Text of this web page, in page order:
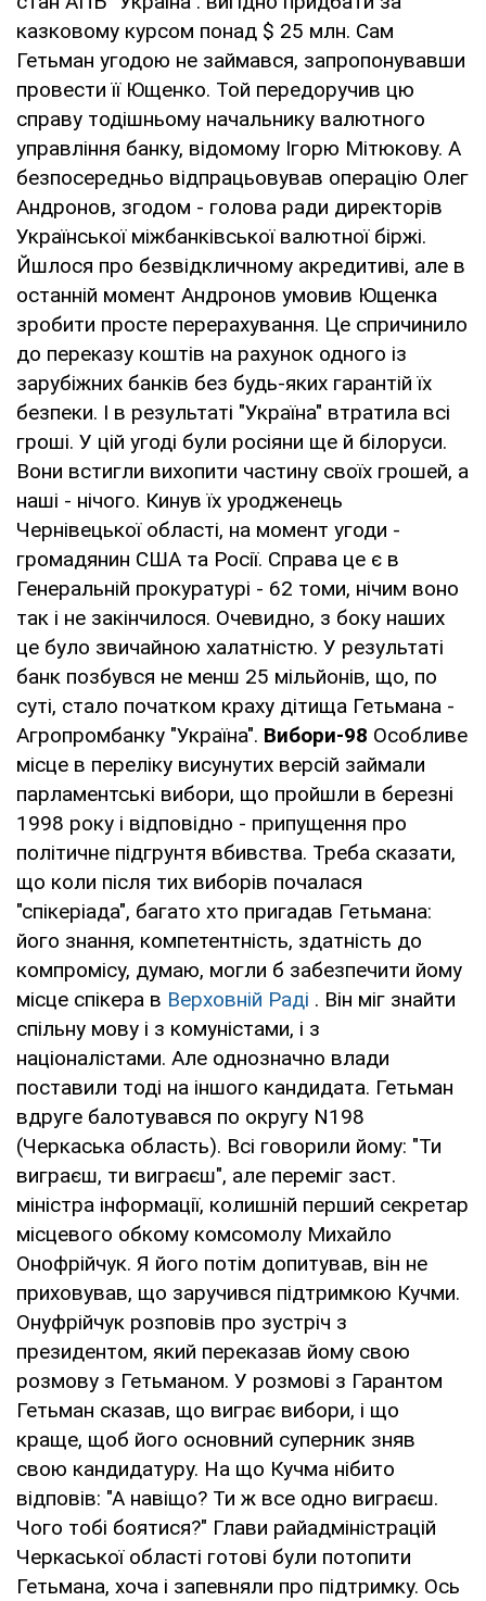
казковому курсом понад $ 25 млн. Сам
Гетьман угодою не займався, запропонувавши
провести її Ющенко. Той передоручив цю
справу тодішньому начальнику валютного
управління банку, відомому Ігорю Мітюкову. А
безпосередньо відпрацьовував операцію Олег
Андронов, згодом - голова ради директорів
Української міжбанківської валютної біржі.
Йшлося про безвідкличному акредитиві, але в
останній момент Андронов умовив Ющенка
зробити просте перерахування. Це спричинило
до переказу коштів на рахунок одного із
зарубіжних банків без будь-яких гарантій їх
безпеки. І в результаті "Україна" втратила всі
гроші. У цій угоді були росіяни ще й білоруси.
Вони встигли вихопити частину своїх грошей, а
наші - нічого. Кинув їх уродженець
Чернівецької області, на момент угоди -
громадянин США та Росії. Справа це є в
Генеральній прокуратурі - 62 томи, нічим воно
так і не закінчилося. Очевидно, з боку наших
це було звичайною халатністю. У результаті
банк позбувся не менш 25 мільйонів, що, по
суті, стало початком краху дітища Гетьмана -
Агропромбанку "Україна". Вибори-98 Особливе
місце в переліку висунутих версій займали
парламентські вибори, що пройшли в березні
1998 року і відповідно - припущення про
політичне підгрунтя вбивства. Треба сказати,
що коли після тих виборів почалася
"спікеріада", багато хто пригадав Гетьмана:
його знання, компетентність, здатність до
компромісу, думаю, могли б забезпечити йому
місце спікера в Верховній Раді . Він міг знайти
спільну мову і з комуністами, і з
націоналістами. Але однозначно влади
поставили тоді на іншого кандидата. Гетьман
вдруге балотувався по округу N198
(Черкаська область). Всі говорили йому: "Ти
виграєш, ти виграєш", але переміг заст.
міністра інформації, колишній перший секретар
місцевого обкому комсомолу Михайло
Онофрійчук. Я його потім допитував, він не
приховував, що заручився підтримкою Кучми.
Онуфрійчук розповів про зустріч з
президентом, який переказав йому свою
розмову з Гетьманом. У розмові з Гарантом
Гетьман сказав, що виграє вибори, і що
краще, щоб його основний суперник зняв
свою кандидатуру. На що Кучма нібито
відповів: "А навіщо? Ти ж все одно виграєш.
Чого тобі боятися?" Глави райадміністрацій
Черкаської області готові були потопити
Гетьмана, хоча і запевняли про підтримку. Ось